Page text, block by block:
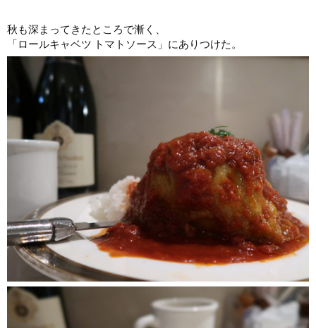
秋も深まってきたところで漸く、
「ロールキャベツ トマトソース」にありつけた。